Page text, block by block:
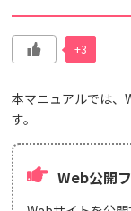
動画マニュアル
サイト内検索について
+3
本マニュアルでは、
す。
Web公開